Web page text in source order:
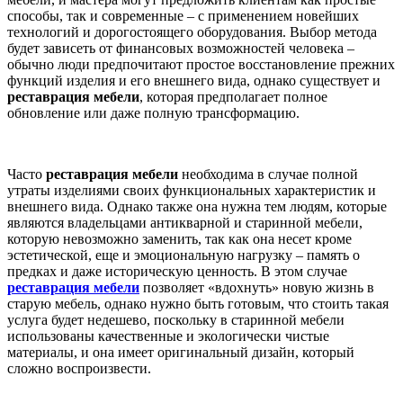
способы, так и современные – с применением новейших
технологий и дорогостоящего оборудования. Выбор метода
будет зависеть от финансовых возможностей человека –
обычно люди предпочитают простое восстановление прежних
функций изделия и его внешнего вида, однако существует и
реставрация мебели, которая предполагает полное
обновление или даже полную трансформацию.
Часто реставрация мебели необходима в случае полной
утраты изделиями своих функциональных характеристик и
внешнего вида. Однако также она нужна тем людям, которые
являются владельцами антикварной и старинной мебели,
которую невозможно заменить, так как она несет кроме
эстетической, еще и эмоциональную нагрузку – память о
предках и даже историческую ценность. В этом случае
реставрация мебели позволяет «вдохнуть» новую жизнь в
старую мебель, однако нужно быть готовым, что стоить такая
услуга будет недешево, поскольку в старинной мебели
использованы качественные и экологически чистые
материалы, и она имеет оригинальный дизайн, который
сложно воспроизвести.